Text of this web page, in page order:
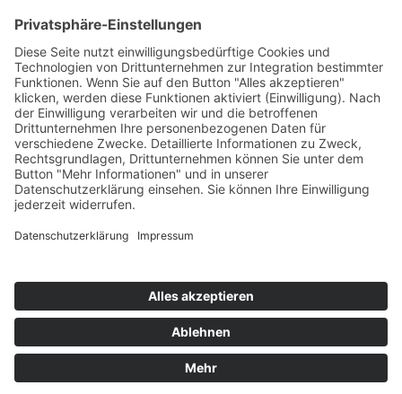
Nationale Kooperationen
L.E.V.
Nachlese
Soziales Engagement
Materialien und Links
Personen
Kontakt
ÖKOLOG/PILGRIM
Aktuelles
Materialien & Links
Landes-ARGE-Lehrer:innengesundheit
PHDL-Chor
Improtheater
Kapelle
Weiße Galerie
Aktuelles
Veranstaltungen